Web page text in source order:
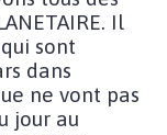
Il
sont
dans
ne vont pas
jour au